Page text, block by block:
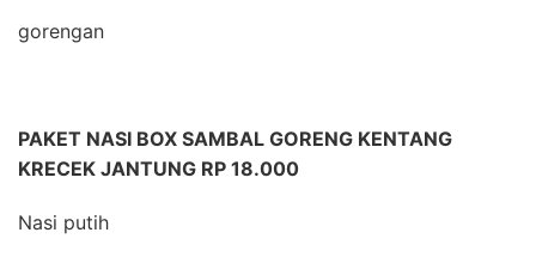
gorengan
PAKET NASI BOX SAMBAL GORENG KENTANG
KRECEK JANTUNG RP 18.000
Nasi putih